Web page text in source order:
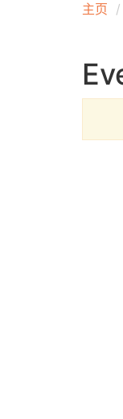
主页